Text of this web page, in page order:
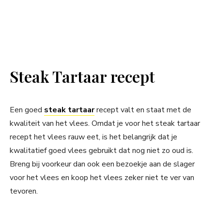
Steak Tartaar recept
Een goed steak tartaarrecept valt en staat met de
kwaliteit van het vlees. Omdat je voor het steak tartaar
recept het vlees rauw eet, is het belangrijk dat je
kwalitatief goed vlees gebruikt dat nog niet zo oud is.
Breng bij voorkeur dan ook een bezoekje aan de slager
voor het vlees en koop het vlees zeker niet te ver van
tevoren.